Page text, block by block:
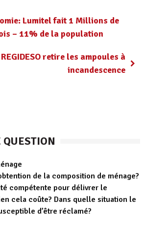
Lumitel fait 1 Millions de
– 11% de la population
retire les ampoules à
incandescence
de la composition de ménage?
compétente pour délivrer le
cela coûte? Dans quelle situation le
d’être réclamé?